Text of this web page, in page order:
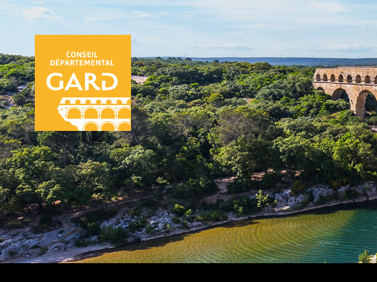
Panneau de gestion des cookies